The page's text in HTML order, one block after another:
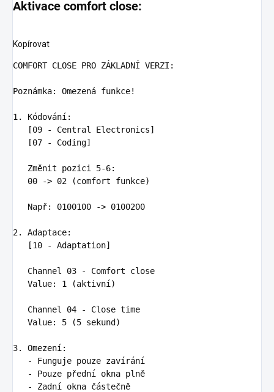
Aktivace comfort close:
Kopírovat
COMFORT CLOSE PRO ZÁKLADNÍ VERZI
Poznámka: Omezená funkce!
1. Kódování :
[09 - Central Electronics]
   [07 - Coding]
   Změnit pozici 5-6
:
00 -> 02 (comfort funkce)
   Např
: 0100100 -> 0100200
2. Adaptace:
[10 - Adaptation]
   Channel 03 - Comfort close
   Value
: 1 (aktivní)
Channel 04 - Close time
   Value
: 5 (5 sekund)
3. Omezení :
-
Funguje pouze zavírání
-
Pouze přední okna plně
-
Zadní okna částečně